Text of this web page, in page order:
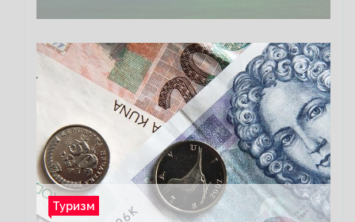
Туризм